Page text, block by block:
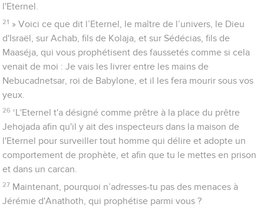
l'Eternel.
21 » Voici ce que dit l’Eternel, le maître de l’univers, le Dieu
d'Israël, sur Achab, fils de Kolaja, et sur Sédécias, fils de
Maaséja, qui vous prophétisent des faussetés comme si cela
venait de moi : Je vais les livrer entre les mains de
Nebucadnetsar, roi de Babylone, et il les fera mourir sous vos
yeux.
26 ‘L'Eternel t'a désigné comme prêtre à la place du prêtre
Jehojada afin qu'il y ait des inspecteurs dans la maison de
l'Eternel pour surveiller tout homme qui délire et adopte un
comportement de prophète, et afin que tu le mettes en prison
et dans un carcan.
27 Maintenant, pourquoi n’adresses-tu pas des menaces à
Jérémie d'Anathoth, qui prophétise parmi vous ?